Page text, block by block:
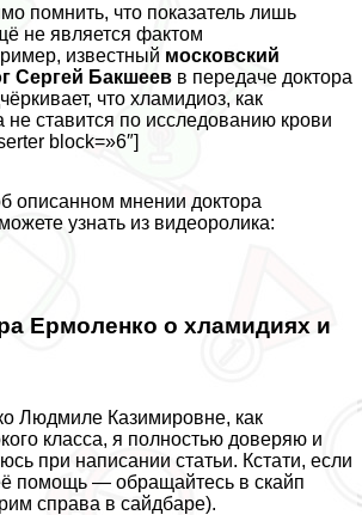
помнить, что показатель лишь
не является фактом
известный московский
Сергeй Бакшеев в передаче доктора
что xлaмидиоз, как
не ставится по исследованию крови
block=»6″]
описанном мнении доктора
узнать из видеоролика:
Ермоленко о xлaмидиях и
Людмиле Казимировне, как
класса, я полностью доверяю и
при написании статьи. Кстати, если
помощь — обращайтесь в скайп
справа в сайдбаре).